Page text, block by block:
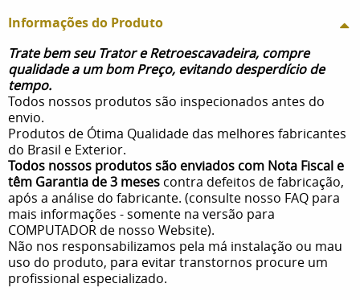
Informações do Produto
Trate bem seu Trator e Retroescavadeira, compre
qualidade a um bom Preço, evitando desperdício de
tempo.
Todos nossos produtos são inspecionados antes do
envio.
Produtos de Ótima Qualidade das melhores fabricantes
do Brasil e Exterior.
Todos nossos produtos são enviados com Nota Fiscal e
têm Garantia de 3 meses contra defeitos de fabricação,
após a análise do fabricante. (consulte nosso FAQ para
mais informações - somente na versão para
COMPUTADOR de nosso Website).
Não nos responsabilizamos pela má instalação ou mau
uso do produto, para evitar transtornos procure um
profissional especializado.